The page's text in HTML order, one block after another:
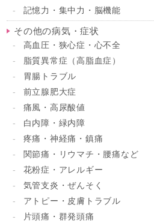
記憶力・集中力・脳機能
その他の病気・症状
高血圧・狭心症・心不全
脂質異常症（高脂血症）
胃腸トラブル
前立腺肥大症
痛風・高尿酸値
白内障・緑内障
疼痛・神経痛・鎮痛
関節痛・リウマチ・腰痛など
花粉症・アレルギー
気管支炎・ぜんそく
アトピー・皮膚トラブル
片頭痛・群発頭痛